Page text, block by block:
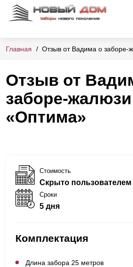
Главная Отзыв от Вадима о заборе-
Отзыв от
заборе-жалюзи
«Оптима»
Стоимость
Скрыто пользователем
Сроки
5 дня
Комплектация
Длина забора 25 метров